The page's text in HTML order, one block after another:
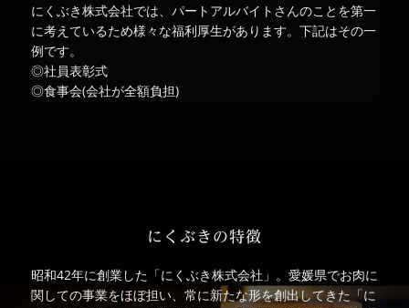
にくぶき株式会社では、パートアルバイトさんのことを第一
に考えているため様々な福利厚生があります。下記はその一
例です。
◎社員表彰式
◎食事会(会社が全額負担)
にくぶきの特徴
昭和42年に創業した「にくぶき株式会社」。愛媛県でお肉に
関しての事業をほぼ担い、常に新たな形を創出してきた「に